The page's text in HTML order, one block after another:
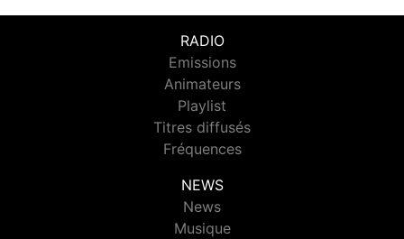
RADIO
Emissions
Animateurs
Playlist
Titres diffusés
Fréquences
NEWS
News
Musique